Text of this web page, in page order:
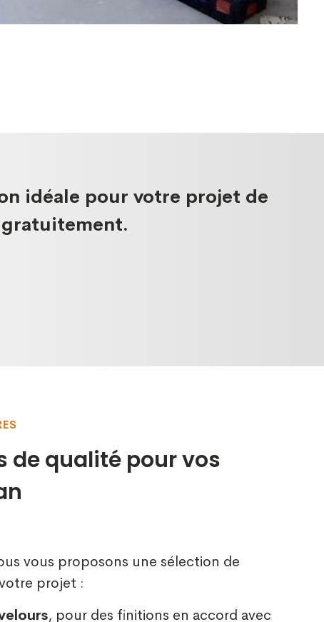
idéale pour votre projet de
de qualité pour vos
vous proposons une sélection de
projet :
, pour des finitions en accord avec